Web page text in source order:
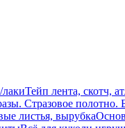
Тейп лента, скотч,
Стразовое
листья, вырубка